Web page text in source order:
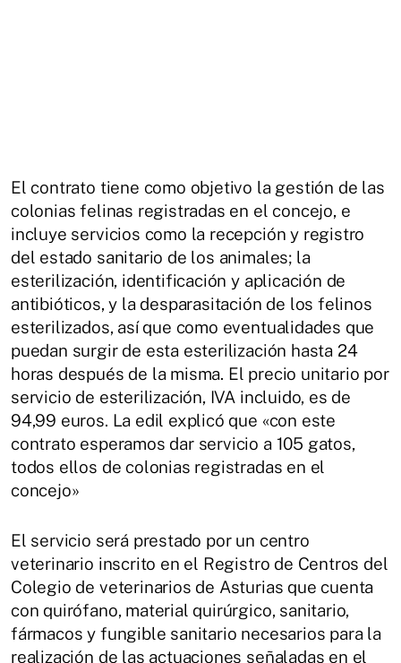
El contrato tiene como objetivo la gestión de las
colonias felinas registradas en el concejo, e
incluye servicios como la recepción y registro
del estado sanitario de los animales; la
esterilización, identificación y aplicación de
antibióticos, y la desparasitación de los felinos
esterilizados, así que como eventualidades que
puedan surgir de esta esterilización hasta 24
horas después de la misma. El precio unitario por
servicio de esterilización, IVA incluido, es de
94,99 euros. La edil explicó que «con este
contrato esperamos dar servicio a 105 gatos,
todos ellos de colonias registradas en el
concejo»
El servicio será prestado por un centro
veterinario inscrito en el Registro de Centros del
Colegio de veterinarios de Asturias que cuenta
con quirófano, material quirúrgico, sanitario,
fármacos y fungible sanitario necesarios para la
realización de las actuaciones señaladas en el